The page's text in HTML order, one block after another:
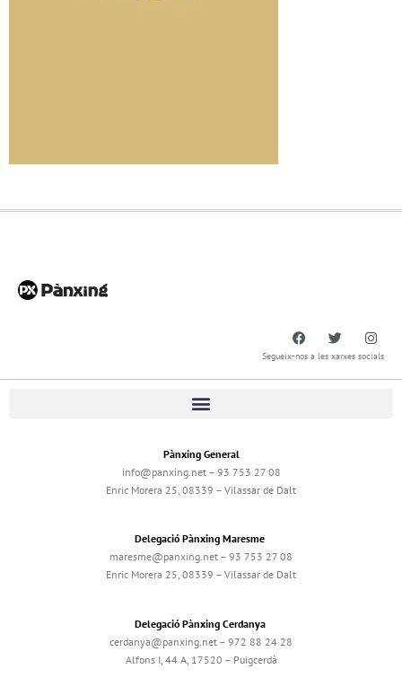
Segueix-nos a les xarxes socials
Pànxing General
info@panxing.net – 93 753 27 08
Enric Morera 25, 08339 – Vilassar de Dalt
Delegació Pànxing Maresme
maresme@panxing.net – 93 753 27 08
Enric Morera 25, 08339 – Vilassar de Dalt
Delegació Pànxing Cerdanya
cerdanya@panxing.net – 972 88 24 28
Alfons I, 44 A, 17520 – Puigcerdà